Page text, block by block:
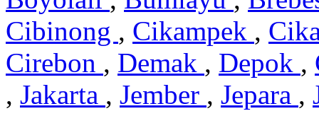
Cibinong , Cikampek ,
Cirebon , Demak , Depok ,
, Jakarta , Jember , Jepara ,